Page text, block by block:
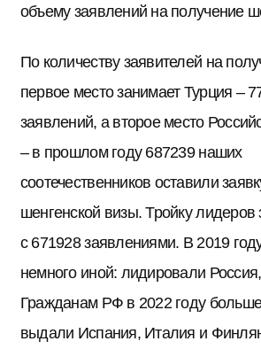
объему заявлений на получение
По количеству заявителей на
первое место занимает Турция –
заявлений, а второе место
– в прошлом году 687239 наших
соотечественников оставили
шенгенской визы. Тройку
с 671928 заявлениями. В 2019
немного иной: лидировали
Гражданам РФ в 2022 году больше
выдали Испания, Италия и